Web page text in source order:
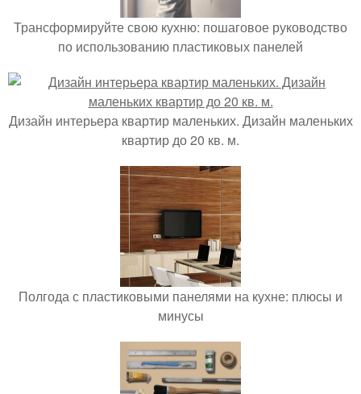
Трансформируйте свою кухню: пошаговое руководство
по использованию пластиковых панелей
Дизайн интерьера квартир маленьких. Дизайн маленьких
квартир до 20 кв. м.
Полгода с пластиковыми панелями на кухне: плюсы и
минусы